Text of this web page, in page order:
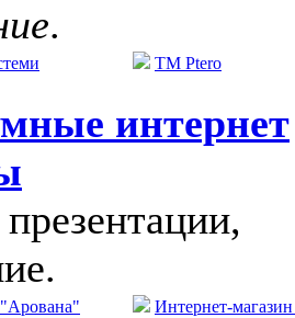
.
TM Ptero
интернет
Интернет-